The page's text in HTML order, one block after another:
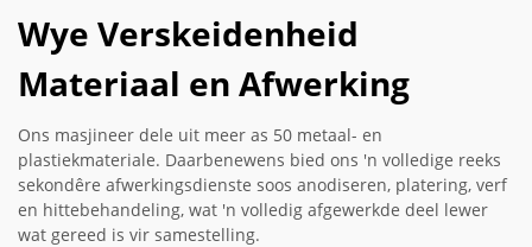
Wye Verskeidenheid
Materiaal en Afwerking
Ons masjineer dele uit meer as 50 metaal- en
plastiekmateriale. Daarbenewens bied ons 'n volledige reeks
sekondêre afwerkingsdienste soos anodiseren, platering, verf
en hittebehandeling, wat 'n volledig afgewerkde deel lewer
wat gereed is vir samestelling.